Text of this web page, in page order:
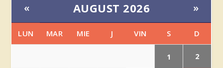
« AUGUST 2026 »
LUN MAR MIE J VIN S D
1 2